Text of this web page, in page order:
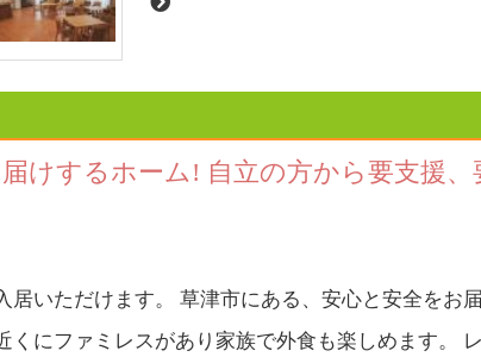
けするホーム! 自立の方から要支援
いただけます。 草津市にある、安心と安全をお
にファミレスがあり家族で外食も楽しめます。